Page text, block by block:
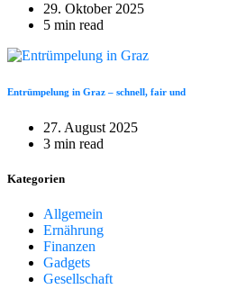
29. Oktober 2025
5 min read
Entrümpelung in Graz – schnell, fair und
27. August 2025
3 min read
Kategorien
Allgemein
Ernährung
Finanzen
Gadgets
Gesellschaft